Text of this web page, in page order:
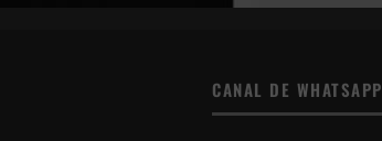
CANAL DE WHATSAPP